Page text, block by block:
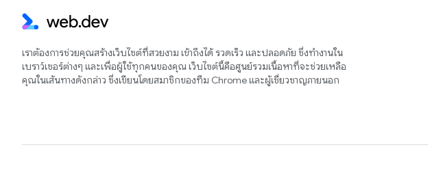
เราต้องการช่วยคุณสร้างเว็บไซต์ที่สวยงาม เข้าถึงได้ รวดเร็ว และปลอดภัย ซึ่งทำงานใน
เบราว์เซอร์ต่างๆ และเพื่อผู้ใช้ทุกคนของคุณ เว็บไซต์นี้คือศูนย์รวมเนื้อหาที่จะช่วยเหลือ
คุณในเส้นทางดังกล่าว ซึ่งเขียนโดยสมาชิกของทีม Chrome และผู้เชี่ยวชาญภายนอก